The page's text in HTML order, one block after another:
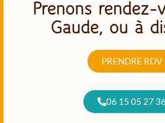
Prenons rendez-
Gaude, ou à
PRENDRE RDV
06 15 05 27 36